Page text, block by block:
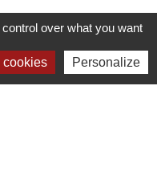
over what you want
cookies Personalize